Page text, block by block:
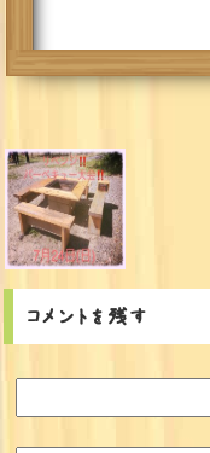
コメントを残す